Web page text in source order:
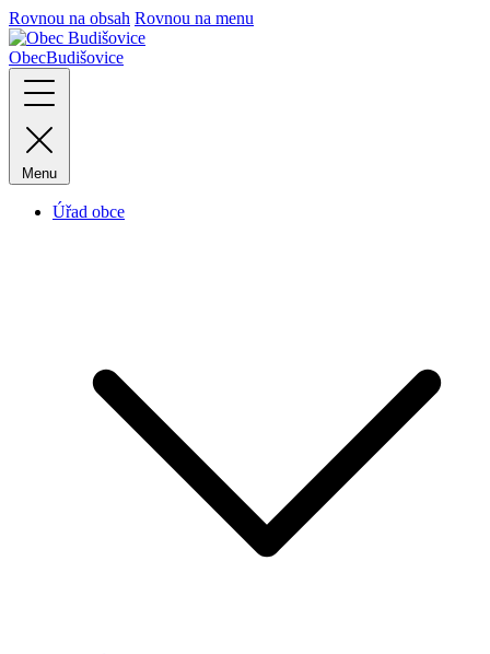
Rovnou na obsah Rovnou na menu
ObecBudišovice
Menu
Úřad obce